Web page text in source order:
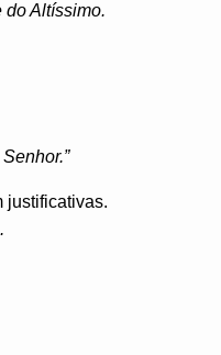
do Altíssimo.
justificativas.